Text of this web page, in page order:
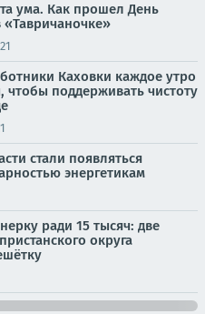
ума. Как прошел День
Каховки каждое утро
чтобы поддерживать чистоту
стали появляться
энергетикам
ради 15 тысяч: две
округа